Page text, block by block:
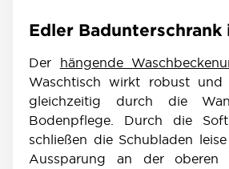
Edler
Der hängende
Waschtisch wirkt robust und
gleichzeitig durch die
Bodenpflege. Durch die
schließen die Schubladen
Aussparung an der oberen